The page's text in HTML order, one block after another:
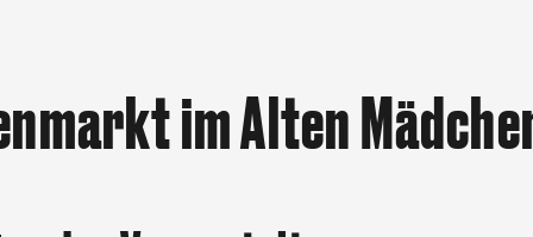
im Alten